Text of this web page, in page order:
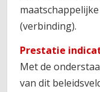
(verbinding).
Prestatie
Met de
van dit